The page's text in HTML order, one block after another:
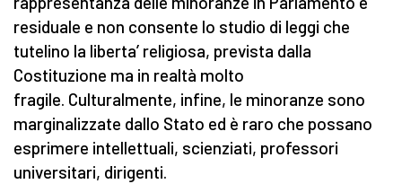
residuale e non consente lo studio di leggi che
tutelino la liberta’ religiosa, prevista dalla
Costituzione ma in realtà molto
fragile. Culturalmente, infine, le minoranze sono
marginalizzate dallo Stato ed è raro che possano
esprimere intellettuali, scienziati, professori
universitari, dirigenti.